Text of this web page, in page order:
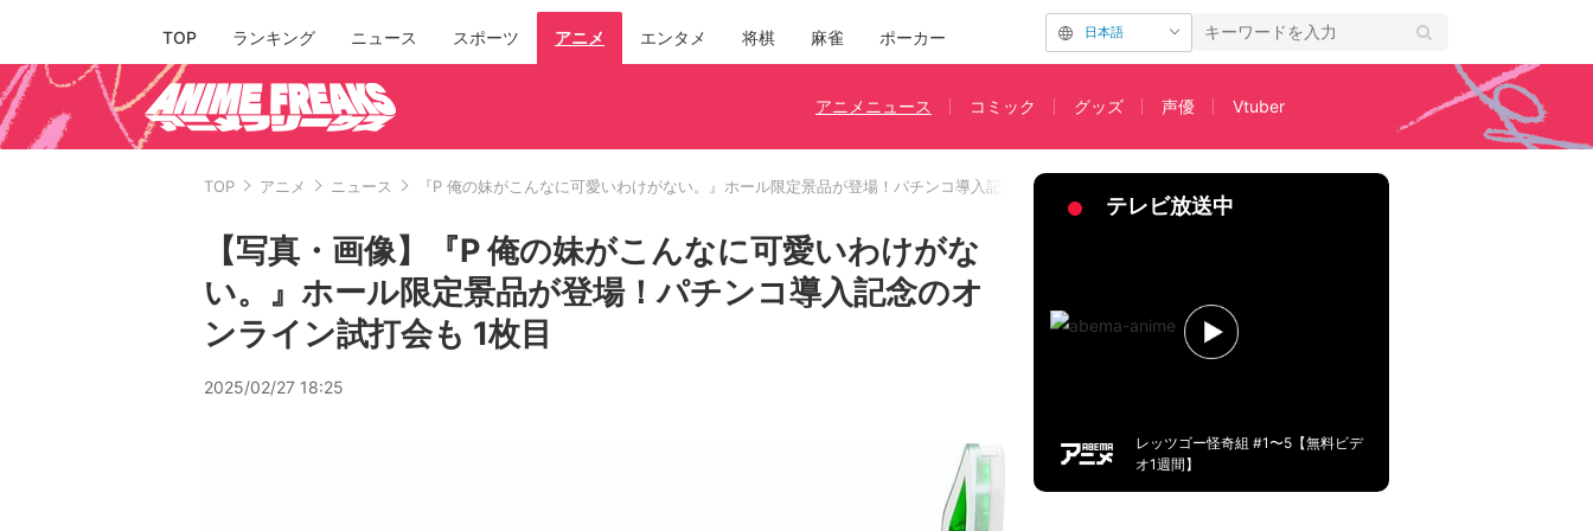
TOP ランキング ニュース スポーツ アニメ エンタメ 将棋 麻雀 ポーカー 日本語
アニメニュース コミック グッズ 声優 Vtuber
TOP アニメ ニュース 『P 俺の妹がこんなに可愛いわけがない。』ホール限定景品が登場！パチンコ導入記念のオンライン試打会も
【写真・画像】『P 俺の妹がこんなに可愛いわけがな
い。』ホール限定景品が登場！パチンコ導入記念のオ
ンライン試打会も 1枚目
2025/02/27 18:25
テレビ放送中
レッツゴー怪奇組 #1〜5【無料ビデ
オ1週間】